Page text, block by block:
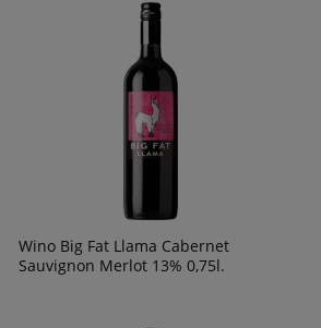
Wino Big Fat Llama Cabernet
Sauvignon Merlot 13% 0,75l.